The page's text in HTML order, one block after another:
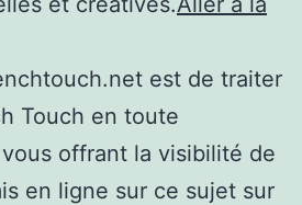
est de traiter
Touch en toute
offrant la visibilité de
en ligne sur ce sujet sur